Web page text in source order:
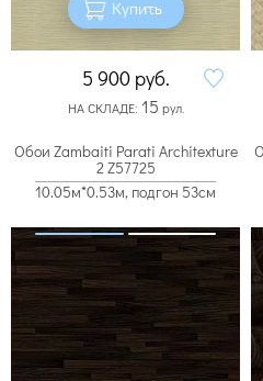
Купить
5 900 руб.
НА СКЛАДЕ: 15 рул.
Обои Zambaiti Parati Architexture
2 Z57725
10.05м*0.53м, подгон 53см